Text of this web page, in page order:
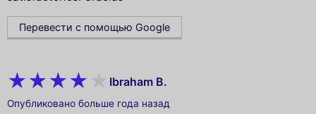
Перевести с помощью Google
Ibraham B.
Опубликовано больше года назад